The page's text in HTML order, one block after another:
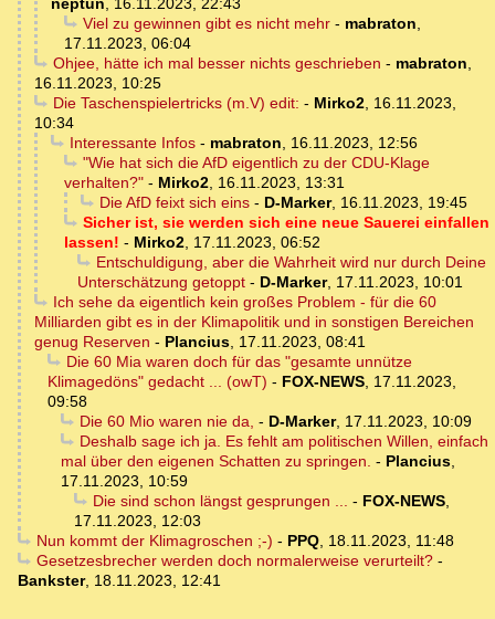
neptun, 16.11.2023, 22:43
Viel zu gewinnen gibt es nicht mehr- mabraton,
17.11.2023, 06:04
Ohjee, hätte ich mal besser nichts geschrieben - mabraton,
16.11.2023, 10:25
Die Taschenspielertricks (m.V) edit: - Mirko2, 16.11.2023,
10:34
Interessante Infos- mabraton, 16.11.2023, 12:56
"Wie hat sich die AfD eigentlich zu der CDU-Klage
verhalten?" - Mirko2, 16.11.2023, 13:31
Die AfD feixt sich eins- D-Marker, 16.11.2023, 19:45
Sicher ist, sie werden sich eine neue Sauerei einfallen
lassen! - Mirko2, 17.11.2023, 06:52
Entschuldigung, aber die Wahrheit wird nur durch Deine
Unterschätzung getoppt - D-Marker, 17.11.2023, 10:01
Ich sehe da eigentlich kein großes Problem - für die 60
Milliarden gibt es in der Klimapolitik und in sonstigen Bereichen
genug Reserven - Plancius, 17.11.2023, 08:41
Die 60 Mia waren doch für das "gesamte unnütze
Klimagedöns" gedacht ... (owT) - FOX-NEWS, 17.11.2023,
09:58
Die 60 Mio waren nie da, - D-Marker, 17.11.2023, 10:09
Deshalb sage ich ja. Es fehlt am politischen Willen, einfach
mal über den eigenen Schatten zu springen. - Plancius,
17.11.2023, 10:59
Die sind schon längst gesprungen ... - FOX-NEWS,
17.11.2023, 12:03
Nun kommt der Klimagroschen ;-) - PPQ, 18.11.2023, 11:48
Gesetzesbrecher werden doch normalerweise verurteilt?-
Bankster, 18.11.2023, 12:41